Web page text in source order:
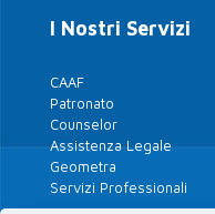
I Nostri Servizi
CAAF
Patronato
Counselor
Assistenza Legale
Geometra
Servizi Professionali